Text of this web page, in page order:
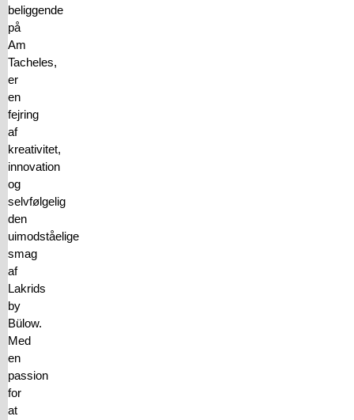
beliggende
på
Am
Tacheles,
er
en
fejring
af
kreativitet,
innovation
og
selvfølgelig
den
uimodståelige
smag
af
Lakrids
by
Bülow.
Med
en
passion
for
at